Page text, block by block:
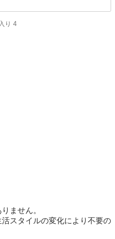
り 4
ません。
スタイルの変化により不要の